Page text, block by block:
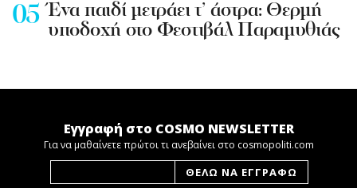
Ένα παιδί μετράει τ’ άστρα: Θερμή
υποδοχή στο Φεστιβάλ Παραμυθιάς
Εγγραφή στο COSMO NEWSLETTER
Για να μαθαίνετε πρώτοι τι ανεβαίνει στο cosmopoliti.com